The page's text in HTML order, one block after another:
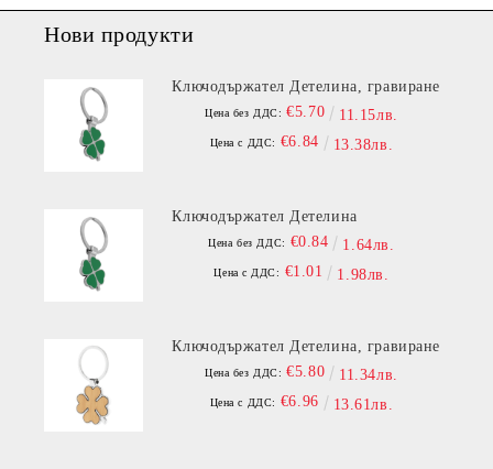
Нови продукти
Ключодържател Детелина, гравиране
Цена без ДДС: €5.70 11.15лв.
Цена с ДДС: €6.84 13.38лв.
Ключодържател Детелина
Цена без ДДС: €0.84 1.64лв.
Цена с ДДС: €1.01 1.98лв.
Ключодържател Детелина, гравиране
Цена без ДДС: €5.80 11.34лв.
Цена с ДДС: €6.96 13.61лв.